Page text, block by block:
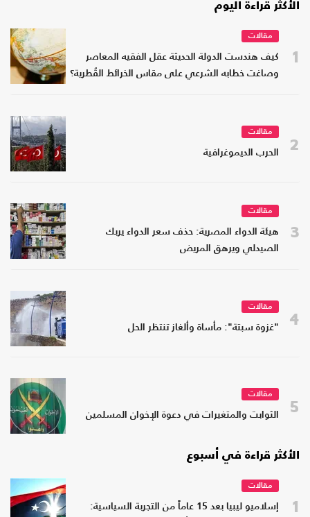
الأكثر قراءة اليوم
1
مقالات
كيف هندست الدولة الحديثة عقل الفقيه المعاصر
وصاغت خطابه الشرعي على مقاس الخرائط القُطرية؟
2
مقالات
الحرب الديموغرافية
3
مقالات
هيئة الدواء المصرية: حذف سعر الدواء يربك
الصيدلي ويرهق المريض
4
مقالات
"غزوة سبتة": مأساة وألغاز تنتظر الحل
5
مقالات
الثوابت والمتغيرات في دعوة الإخوان المسلمين
الأكثر قراءة في أسبوع
1
مقالات
إسلاميو ليبيا بعد 15 عاماً من التجربة السياسية: